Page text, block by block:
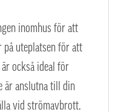
inomhus för att
på uteplatsen för att
också ideal för
är anslutna till din
vid strömavbrott.